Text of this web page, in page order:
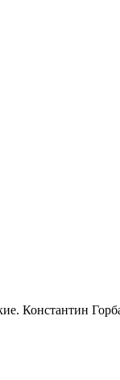
Константин